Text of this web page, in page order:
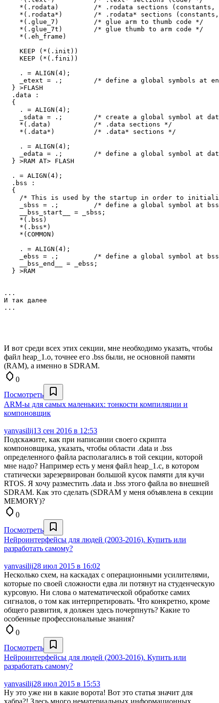
*(.rodata)         /* .rodata sections (constants,
*(.rodata*)        /* .rodata* sections
    *(.glue_7)         /* glue arm to thumb code */
    *(.glue_7t)        /* glue thumb to arm code */
    *(.eh_frame)
    KEEP (*(.init))
    KEEP (*(.fini))
    . = ALIGN(4);
_etext = .;        /* define a global symbols at
  } >FLASH
  .data :
  {
    . = ALIGN(4);
_sdata = .;        /* create a global symbol at
    *(.data)           /* .data sections */
    *(.data*)          /* .data* sections */
    . = ALIGN(4);
_edata = .;        /* define a global symbol at
  } >RAM AT> FLASH
  . = ALIGN(4);
  .bss :
  {
/* This is used by the startup in order to
_sbss = .;         /* define a global symbol at
    __bss_start__ = _sbss;
    *(.bss)
    *(.bss*)
    *(COMMON)
    . = ALIGN(4);
_ebss = .;         /* define a global symbol at
    __bss_end__ = _ebss;
  } >RAM
...
И так далее
И вот среди всех этих секции, мне необходимо указать, чтобы
файл heap_1.o, точнее его .bss были, не основной памяти
(RAM), а именно в SDRAM.
0
Посмотреть
ARM-ы для самых маленьких: тонкости компиляции и
компоновщик
yanvasilij13 сен 2016 в 12:53
Подскажите, как при написании своего скрипта
компоновщика, указать, чтобы области .data и .bss
определенного файла располагались в той секции, которой
мне надо? Например есть у меня файл heap_1.c, в котором
статически зарезервирован большой кусок памяти для кучи
RTOS. Я хочу разместить .data и .bss этого файла во внешней
SDRAM. Как это сделать (SDRAM у меня объявлена в секции
MEMORY)?
0
Посмотреть
Нейроинтерфейсы для людей (2003-2016). Купить или
разработать самому?
yanvasilij28 июл 2015 в 16:02
Несколько схем, на каскадах с операционными усилителями,
которые по своей сложности едва ли потянут на студенческую
курсовую. Ни слова о математической обработке самих
сигналов, о том как интерпретировать. Что конкретно, кроме
общего развития, я должен здесь почерпнуть? Какие то
особенные профессиональные знания?
0
Посмотреть
Нейроинтерфейсы для людей (2003-2016). Купить или
разработать самому?
yanvasilij28 июл 2015 в 15:53
Ну это уже ни в какие ворота! Вот это статья значит для